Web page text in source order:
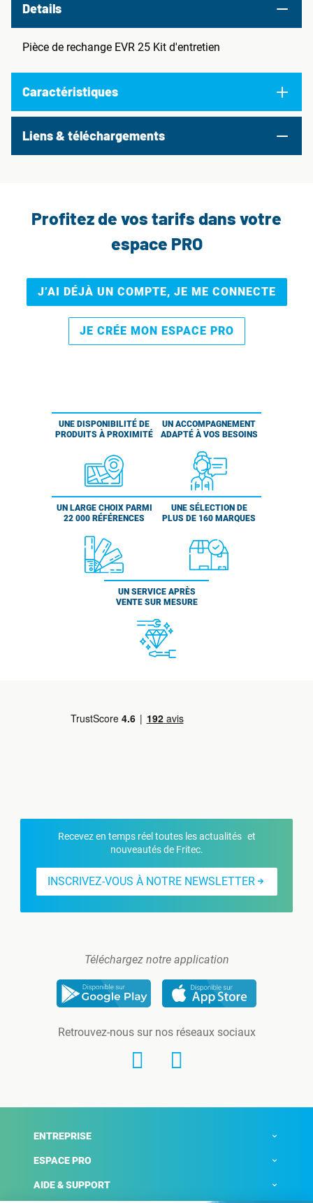
Details
Pièce de rechange EVR 25 Kit d'entretien
Caractéristiques
Liens & téléchargements
Profitez de vos tarifs dans votre
espace PRO
J’AI DÉJÀ UN COMPTE, JE ME CONNECTE
JE CRÉE MON ESPACE PRO
UNE DISPONIBILITÉ DE
PRODUITS À PROXIMITÉ
UN ACCOMPAGNEMENT
ADAPTÉ À VOS BESOINS
UN LARGE CHOIX PARMI
22 000 RÉFÉRENCES
UNE SÉLECTION DE
PLUS DE 160 MARQUES
UN SERVICE APRÈS
VENTE SUR MESURE
Recevez en temps réel toutes les actualités et
nouveautés de Fritec.
INSCRIVEZ-VOUS À NOTRE NEWSLETTER
Téléchargez notre application
Retrouvez-nous sur nos réseaux sociaux
ENTREPRISE
ESPACE PRO
AIDE & SUPPORT